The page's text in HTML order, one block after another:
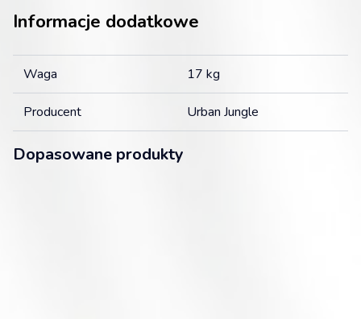
Informacje dodatkowe
Waga 17 kg
Producent Urban Jungle
Dopasowane produkty